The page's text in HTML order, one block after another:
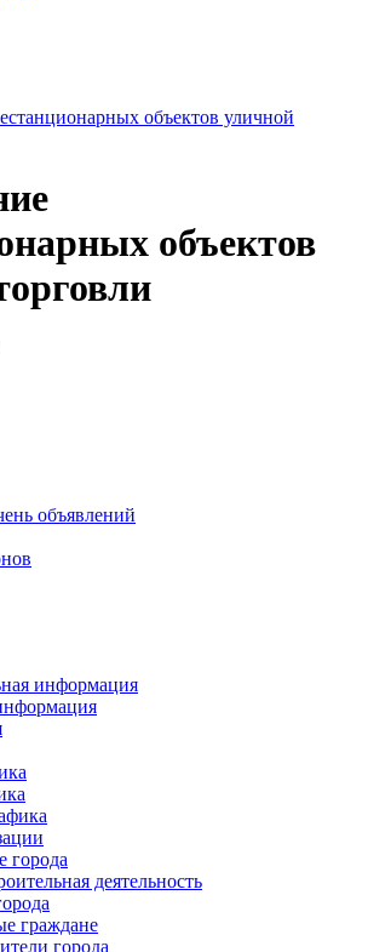
объектов уличной
объектов
объявлений
информация
города
деятельность
граждане
города